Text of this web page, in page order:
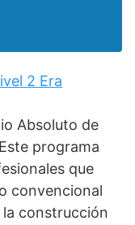
2 Era
Absoluto de
programa
que
convencional
construcción